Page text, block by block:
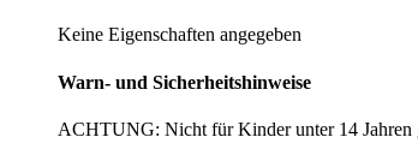
Keine Eigenschaften angegeben
Warn- und Sicherheitshinweise
ACHTUNG: Nicht für Kinder unter 14 Jahren